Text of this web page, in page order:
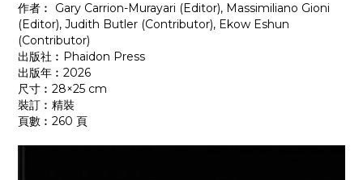
作者︰ Gary Carrion-Murayari (Editor), Massimiliano Gioni
(Editor), Judith Butler (Contributor), Ekow Eshun
(Contributor)
出版社︰Phaidon Press
出版年︰2026
尺寸︰28×25 cm
裝訂︰精裝
頁數︰260 頁